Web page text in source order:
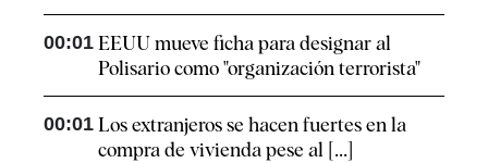
00:01 EEUU mueve ficha para designar al
Polisario como "organización terrorista"
00:01 Los extranjeros se hacen fuertes en la
compra de vivienda pese al [...]